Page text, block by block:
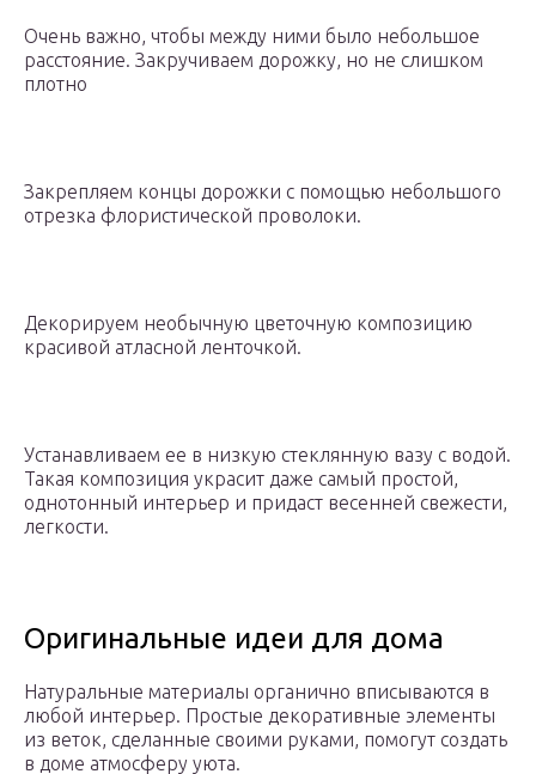
Очень важно, чтобы между ними было небольшое
расстояние. Закручиваем дорожку, но не слишком
плотно
Закрепляем концы дорожки с помощью небольшого
отрезка флористической проволоки.
Декорируем необычную цветочную композицию
красивой атласной ленточкой.
Устанавливаем ее в низкую стеклянную вазу с водой.
Такая композиция украсит даже самый простой,
однотонный интерьер и придаст весенней свежести,
легкости.
Оригинальные идеи для дома
Натуральные материалы органично вписываются в
любой интерьер. Простые декоративные элементы
из веток, сделанные своими руками, помогут создать
в доме атмосферу уюта.